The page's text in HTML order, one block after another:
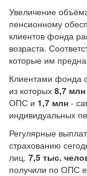
Увеличение
пенсионному
клиентов фонда
возраста.
которые им
Клиентами фонда
из которых 8,7 млн
ОПС и 1,7 млн -
индивидуальных
Регулярные
страхованию
лиц. 7,5 тыс.
получили по ОПС